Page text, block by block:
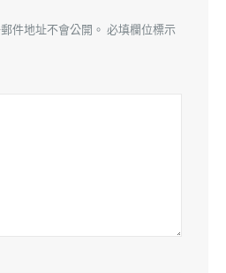
件地址不會公開。 必填欄位標示